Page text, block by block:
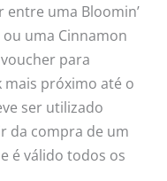
entre uma Bloomin’
uma Cinnamon
para
próximo até o
ser utilizado
da compra de um
é válido todos os